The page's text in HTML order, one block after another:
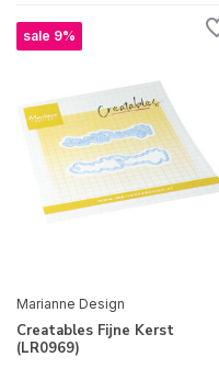
sale 9%
Marianne Design
Creatables Fijne Kerst
(LR0969)